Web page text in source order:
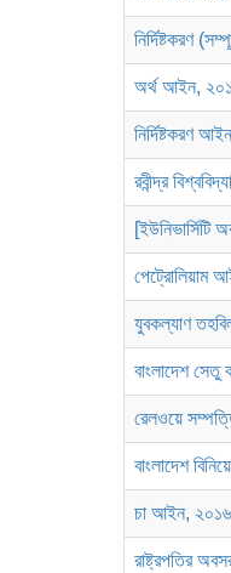
নির্দিষ্টকরণ
অর্থ আইন,
নির্দিষ্টকরণ
রবীন্দ্র
[ইউনিভার্সিটি
পেট্রোলিয়াম
যুবকল্যাণ
বাংলাদেশ
রেলওয়ে
বাংলাদেশ
চা আইন, ২০১৬
রাষ্ট্রপতির